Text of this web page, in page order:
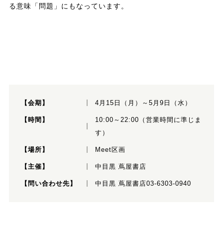
る意味「問題」にもなっています。
【会期】 4月15日（月）～5月9日（水）
【時間】
10:00～22:00（営業時間に準じま
す）
【場所】 Meet区画
【主催】 中目黒 蔦屋書店
【問い合わせ先】 中目黒 蔦屋書店03-6303-0940